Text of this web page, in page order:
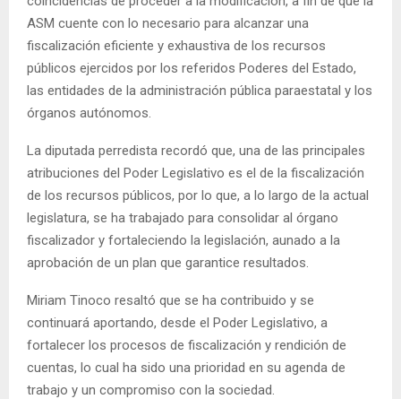
ASM cuente con lo necesario para alcanzar una
fiscalización eficiente y exhaustiva de los recursos
públicos ejercidos por los referidos Poderes del Estado,
las entidades de la administración pública paraestatal y los
órganos autónomos.
La diputada perredista recordó que, una de las principales
atribuciones del Poder Legislativo es el de la fiscalización
de los recursos públicos, por lo que, a lo largo de la actual
legislatura, se ha trabajado para consolidar al órgano
fiscalizador y fortaleciendo la legislación, aunado a la
aprobación de un plan que garantice resultados.
Miriam Tinoco resaltó que se ha contribuido y se
continuará aportando, desde el Poder Legislativo, a
fortalecer los procesos de fiscalización y rendición de
cuentas, lo cual ha sido una prioridad en su agenda de
trabajo y un compromiso con la sociedad.